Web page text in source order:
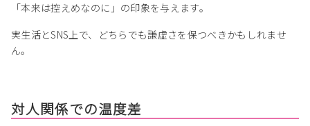
「本来は控えめなのに」の印象を与えます。
実生活とSNS上で、どちらでも謙虚さを保つべきかもしれませ
ん。
対人関係での温度差